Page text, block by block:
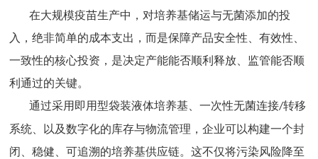
在大规模疫苗生产中，对培养基储运与无菌添加的投
入，绝非简单的成本支出，而是保障产品安全性、有效性、
一致性的核心投资，是决定产能能否顺利释放、监管能否顺
利通过的关键。
通过采用即用型袋装液体培养基、一次性无菌连接/转移
系统、以及数字化的库存与物流管理，企业可以构建一个封
闭、稳健、可追溯的培养基供应链。这不仅将污染风险降至